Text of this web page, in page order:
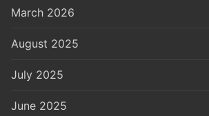
March 2026
August 2025
July 2025
June 2025